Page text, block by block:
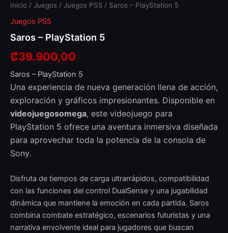
Inicio / Juegos / Juegos PS5 / Saros – PlayStation 5
Juegos PS5
Saros – PlayStation 5
₡39.900,00
Saros – PlayStation 5
Una experiencia de nueva generación llena de acción,
exploración y gráficos impresionantes. Disponible en
videojuegosomega, este videojuego para
PlayStation 5 ofrece una aventura inmersiva diseñada
para aprovechar toda la potencia de la consola de
Sony.
Disfruta de tiempos de carga ultrarrápidos, compatibilidad
con las funciones del control DualSense y una jugabilidad
dinámica que mantiene la emoción en cada partida. Saros
combina combate estratégico, escenarios futuristas y una
narrativa envolvente ideal para jugadores que buscan